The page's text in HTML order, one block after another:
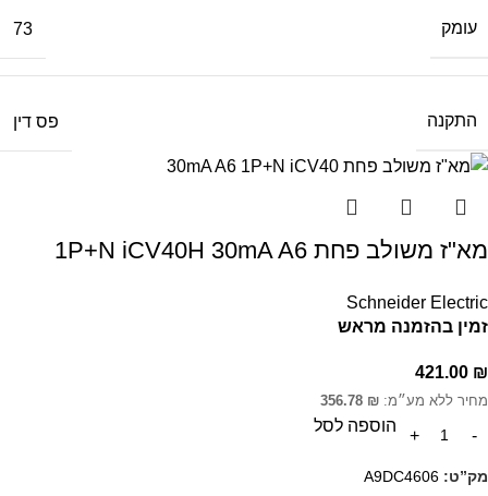
עומק 73
התקנה פס דין
מא"ז משולב פחת 1P+N iCV40H 30mA A6
Schneider Electric
זמין בהזמנה מראש
421.00 ₪
מחיר ללא מע״מ: 356.78 ₪
הוספה לסל
מק”ט: A9DC4606